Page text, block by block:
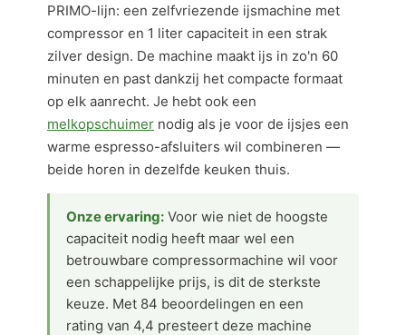
PRIMO-lijn: een zelfvriezende ijsmachine met
compressor en 1 liter capaciteit in een strak
zilver design. De machine maakt ijs in zo'n 60
minuten en past dankzij het compacte formaat
op elk aanrecht. Je hebt ook een
melkopschuimer nodig als je voor de ijsjes een
warme espresso-afsluiters wil combineren —
beide horen in dezelfde keuken thuis.
Onze ervaring: Voor wie niet de hoogste
capaciteit nodig heeft maar wel een
betrouwbare compressormachine wil voor
een schappelijke prijs, is dit de sterkste
keuze. Met 84 beoordelingen en een
rating van 4,4 presteert deze machine